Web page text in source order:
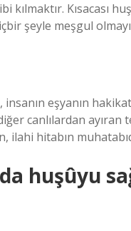
Kısacası
şeyle meşgul
eşyanın
canlılardan ayıran
ilahi hitabın
huşûyu